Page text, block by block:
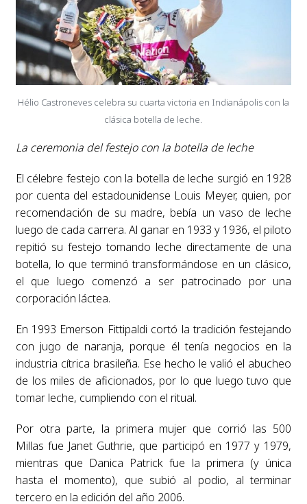
Hélio Castroneves celebra su cuarta victoria en Indianápolis con la
clásica botella de leche.
La ceremonia del festejo con la botella de leche
El célebre festejo con la botella de leche surgió en 1928
por cuenta del estadounidense Louis Meyer, quien, por
recomendación de su madre, bebía un vaso de leche
luego de cada carrera. Al ganar en 1933 y 1936, el piloto
repitió su festejo tomando leche directamente de una
botella, lo que terminó transformándose en un clásico,
el que luego comenzó a ser patrocinado por una
corporación láctea.
En 1993 Emerson Fittipaldi cortó la tradición festejando
con jugo de naranja, porque él tenía negocios en la
industria cítrica brasileña. Ese hecho le valió el abucheo
de los miles de aficionados, por lo que luego tuvo que
tomar leche, cumpliendo con el ritual.
Por otra parte, la primera mujer que corrió las 500
Millas fue Janet Guthrie, que participó en 1977 y 1979,
mientras que Danica Patrick fue la primera (y única
hasta el momento), que subió al podio, al terminar
tercero en la edición del año 2006.